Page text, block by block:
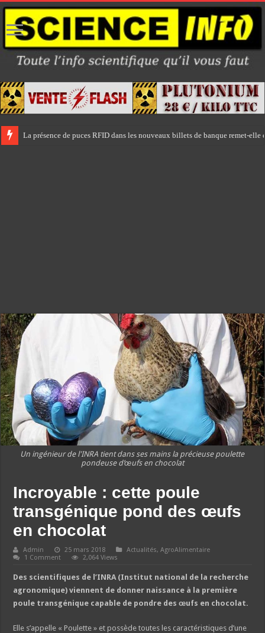
La présence de puces RFID dans les nouveaux billets de banque remet-
Un ingénieur de l'INRA tient dans ses mains la précieuse poulette
pondeuse d’œufs en chocolat
Incroyable : cette poule
transgénique pond des œufs
en chocolat
Admin 25 mars 2018 Actualités,AgroAlimentaire
1 Comment
2,064 Views
Des scientifiques de l’INRA (Institut national de la recherche
agronomique) viennent de donner naissance à la première
poule transgénique capable de pondre des œufs en chocolat.
Elle s’appelle « Poulette » et possède toutes les caractéristiques d’une